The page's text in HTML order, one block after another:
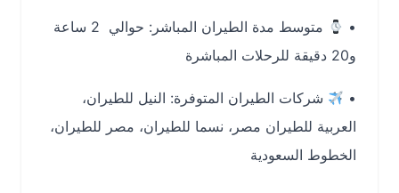
متوسط مدة الطيران المباشر:حوالي
2 ساعة
شركات الطيران المتوفرة:النيل للطيران،
العربية للطيران مصر، نسما للطيران، مصر للطيران،
الخطوط السعودية